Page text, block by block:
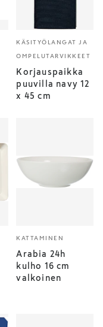
KÄSITYÖLANGAT JA
OMPELUTARVIKKEET
Korjauspaikka
puuvilla navy 12
x 45 cm
KATTAMINEN
Arabia 24h
kulho 16 cm
valkoinen